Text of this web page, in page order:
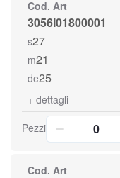
Cod. Art
3056I01800001
s27
m21
de25
+ dettagli
Pezzi
Cod. Art